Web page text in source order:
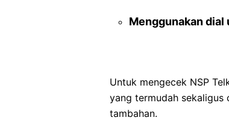
Menggunakan dial
Untuk mengecek NSP
yang termudah sekaligus
tambahan.